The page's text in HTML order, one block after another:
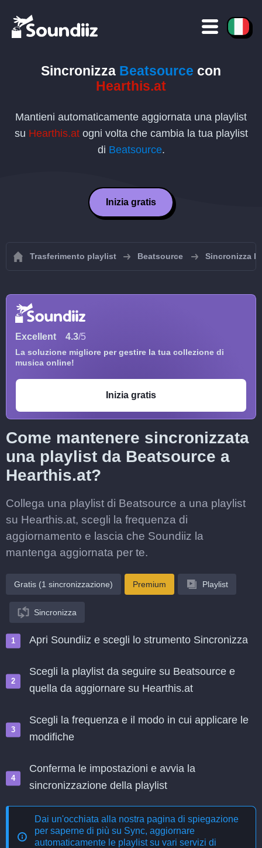
Sincronizza Beatsource con
Hearthis.at
Mantieni automaticamente aggiornata una playlist
su Hearthis.atogni volta che cambia la tua playlist
di Beatsource.
Inizia gratis
Trasferimento playlist Beatsource Sincronizza
Excellent 4.3/5
La soluzione migliore per gestire la tua collezione di
musica online!
Inizia gratis
Come mantenere sincronizzata
una playlist da Beatsource a
Hearthis.at?
Collega una playlist di Beatsource a una playlist
su Hearthis.at, scegli la frequenza di
aggiornamento e lascia che Soundiiz la
mantenga aggiornata per te.
Gratis (1 sincronizzazione) Premium Playlist
Sincronizza
Apri Soundiiz e scegli lo strumento Sincronizza
Scegli la playlist da seguire su Beatsource e
quella da aggiornare su Hearthis.at
Scegli la frequenza e il modo in cui applicare le
modifiche
Conferma le impostazioni e avvia la
sincronizzazione della playlist
Dai un'occhiata alla nostra pagina di spiegazione
per saperne di più su Sync, aggiornare
automaticamente le playlist su vari servizi di